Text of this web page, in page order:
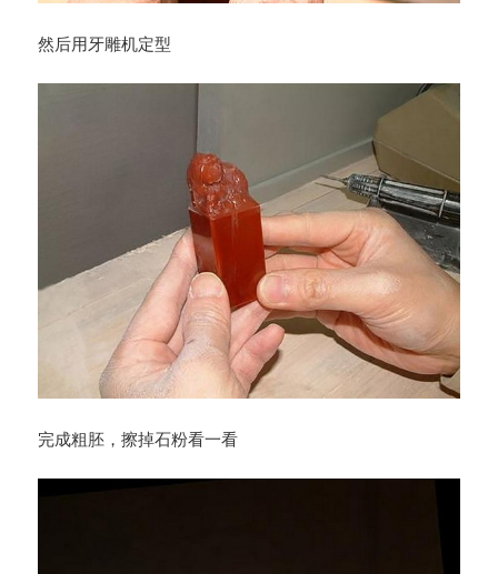
然后用牙雕机定型
完成粗胚，擦掉石粉看一看